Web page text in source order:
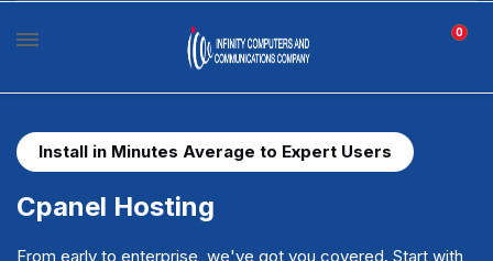
0
Cpanel Hosting
Install in Minutes Average to Expert Users
From early to enterprise, we've got you covered. Start with